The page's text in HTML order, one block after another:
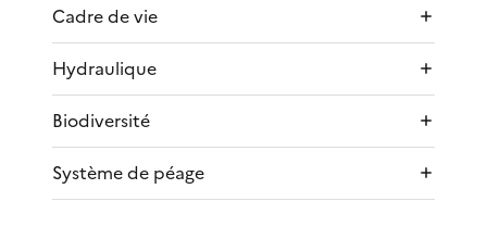
Cadre de vie
Hydraulique
Biodiversité
Système de péage